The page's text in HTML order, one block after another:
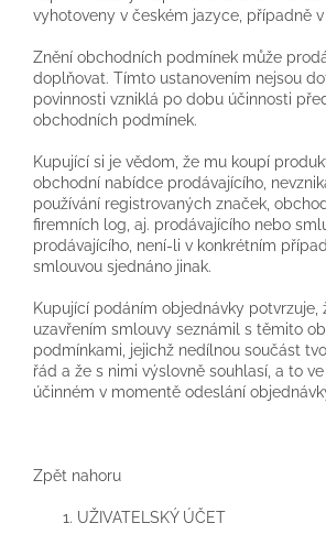
vyhotoveny v českém jazyce, případně
Znění obchodních podmínek může
doplňovat. Tímto ustanovením nejsou
povinnosti vzniklá po dobu účinnosti
obchodních podmínek.
Kupující si je vědom, že mu koupí
obchodní nabídce prodávajícího,
používání registrovaných značek,
firemních log, aj. prodávajícího nebo
prodávajícího, není-li v konkrétním
smlouvou sjednáno jinak.
Kupující podáním objednávky potvrzuje,
uzavřením smlouvy seznámil s těmito
podmínkami, jejichž nedílnou součást
řád a že s nimi výslovně souhlasí, a to
účinném v momentě odeslání
Zpět nahoru
UŽIVATELSKÝ ÚČET